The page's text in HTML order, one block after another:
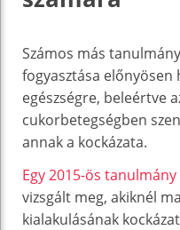
Számos más
fogyasztása előnyösen
egészségre, beleértve
cukorbetegségben
annak a kockázata.
Egy 2015-ös tanulmány
vizsgált meg, akiknél
kialakulásának